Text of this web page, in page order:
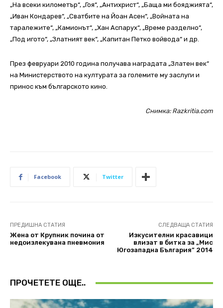
„На всеки километър“, „Гоя“, „Антихрист“, „Баща ми бояджията“,
„Иван Кондарев“, „Сватбите на Йоан Асен“, „Войната на
таралежите“, „Камионът“, „Хан Аспарух“, „Време разделно“,
„Под игото“, „Златният век“, „Капитан Петко войвода“ и др.
През февруари 2010 година получава наградата „Златен век“
на Министерството на културата за големите му заслуги и
принос към българското кино.
Снимка: Razkritia.com
Facebook Twitter
ПРЕДИШНА СТАТИЯ
Жена от Крупник почина от
недоизлекувана пневмония
СЛЕДВАЩА СТАТИЯ
Изкусителни красавици
влизат в битка за „Мис
Югозападна България” 2014
ПРОЧЕТЕТЕ ОЩЕ..